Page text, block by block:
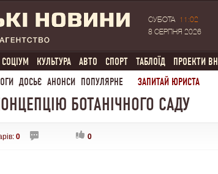
СУБОТА
11:02
8 СЕРПНЯ 2026
СОЦІУМ КУЛЬТУРА АВТО СПОРТ ТАБЛОЇД ПРОЕКТИ ВН
ДОСЬЄ АНОНСИ ПОПУЛЯРНЕ ЗАПИТАЙ ЮРИСТА
БОТАНІЧНОГО САДУ
0 0